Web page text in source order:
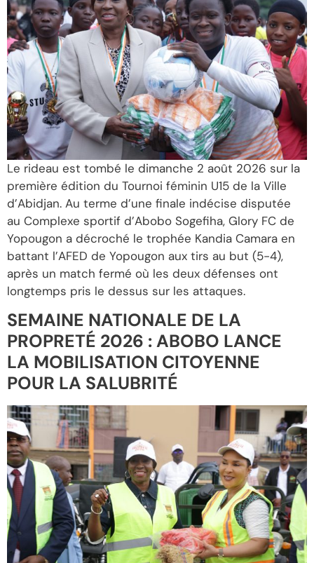
Le rideau est tombé le dimanche 2 août 2026 sur la
première édition du Tournoi féminin U15 de la Ville
d’Abidjan. Au terme d’une finale indécise disputée
au Complexe sportif d’Abobo Sogefiha, Glory FC de
Yopougon a décroché le trophée Kandia Camara en
battant l’AFED de Yopougon aux tirs au but (5-4),
après un match fermé où les deux défenses ont
longtemps pris le dessus sur les attaques.
SEMAINE NATIONALE DE LA
PROPRETÉ 2026 : ABOBO LANCE
LA MOBILISATION CITOYENNE
POUR LA SALUBRITÉ